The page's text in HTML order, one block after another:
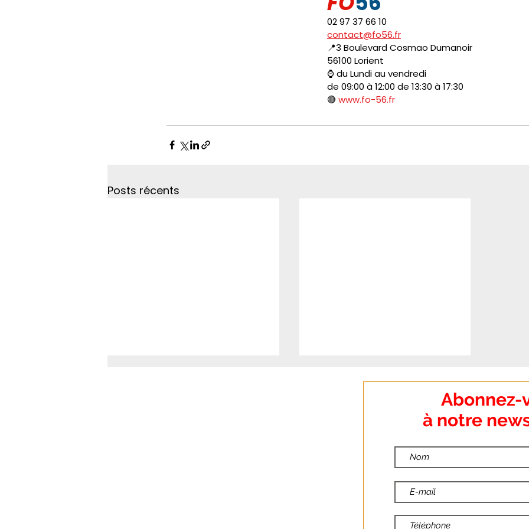
02 97 37 66 10
contact@fo56.fr
📍3 Boulevard Cosmao Dumanoir
56100 Lorient
⌚ du Lundi au vendredi
de 09:00 à 12:00 de 13:30 à 17:30
🔴 www.fo-56.fr
Posts récents
incendie dans le monde
Abonnez-
à notre